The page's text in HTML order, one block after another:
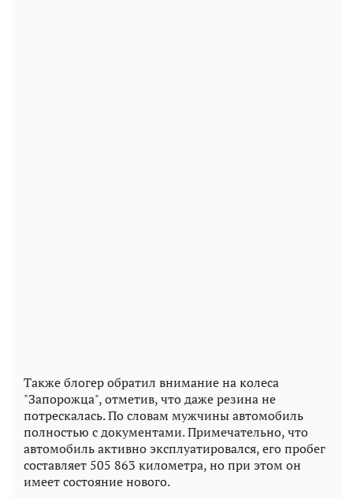
Также блогер обратил внимание на колеса
"Запорожца", отметив, что даже резина не
потрескалась. По словам мужчины автомобиль
полностью с документами. Примечательно, что
автомобиль активно эксплуатировался, его пробег
составляет 505 863 километра, но при этом он
имеет состояние нового.